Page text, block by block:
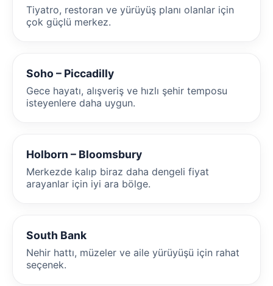
Tiyatro, restoran ve yürüyüş planı olanlar için
çok güçlü merkez.
Soho – Piccadilly
Gece hayatı, alışveriş ve hızlı şehir temposu
isteyenlere daha uygun.
Holborn – Bloomsbury
Merkezde kalıp biraz daha dengeli fiyat
arayanlar için iyi ara bölge.
South Bank
Nehir hattı, müzeler ve aile yürüyüşü için rahat
seçenek.